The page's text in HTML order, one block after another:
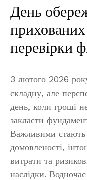
День
перевірки
3 лютого 2026
складну, але
день, коли гроші
закласти
Важливими стають
домовленості,
витрати та
наслідки.